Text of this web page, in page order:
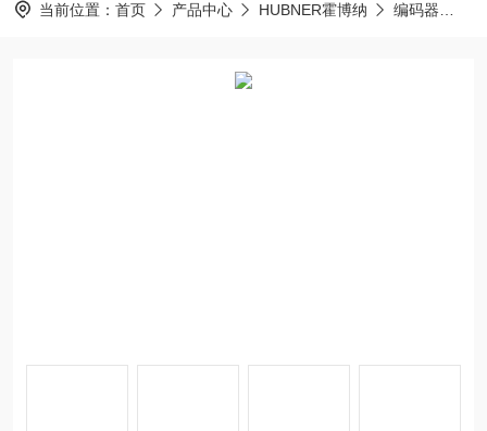
当前位置： 首页 产品中心 HUBNER霍博纳 编码器